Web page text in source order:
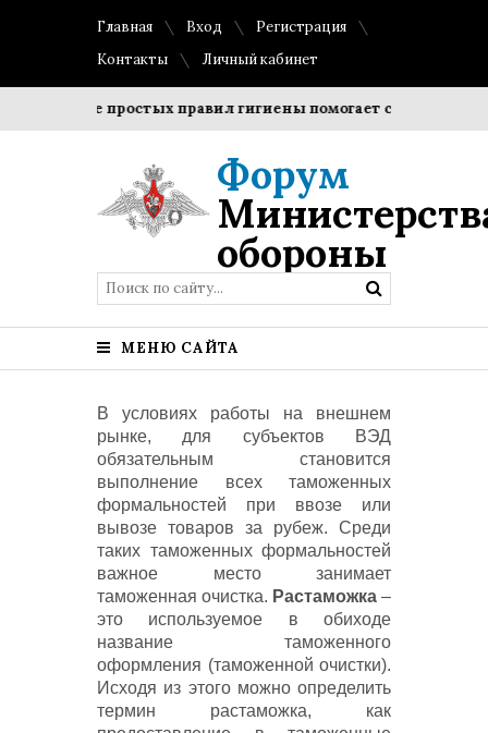
Главная Вход
Регистрация
Контакты
Личный кабинет
простых правил гигиены помогает сохранить
Форум
обороны
МЕНЮ САЙТА
В условиях работы на внешнем
рынке, для субъектов ВЭД
обязательным становится
выполнение всех таможенных
формальностей при ввозе или
вывозе товаров за рубеж. Среди
таких таможенных формальностей
важное место занимает
таможенная очистка. Растаможка –
это используемое в обиходе
название таможенного
оформления (таможенной очистки).
Исходя из этого можно определить
термин растаможка, как